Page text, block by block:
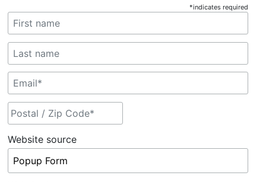
*indicates required
Website source